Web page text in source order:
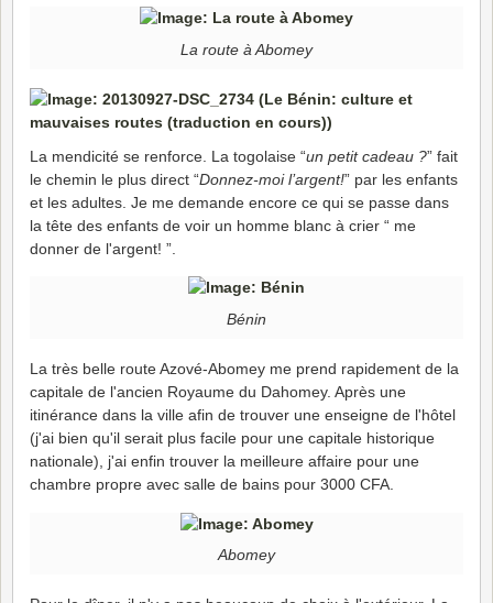
La route à Abomey
La mendicité se renforce. La togolaise “un petit cadeau ?” fait
le chemin le plus direct “Donnez-moi l’argent!” par les enfants
et les adultes. Je me demande encore ce qui se passe dans
la tête des enfants de voir un homme blanc à crier “ me
donner de l'argent! ”.
Bénin
La très belle route Azové-Abomey me prend rapidement de la
capitale de l'ancien Royaume du Dahomey. Après une
itinérance dans la ville afin de trouver une enseigne de l'hôtel
(j'ai bien qu'il serait plus facile pour une capitale historique
nationale), j'ai enfin trouver la meilleure affaire pour une
chambre propre avec salle de bains pour 3000 CFA.
Abomey